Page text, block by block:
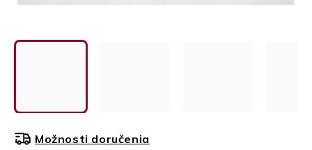
Možnosti doručenia